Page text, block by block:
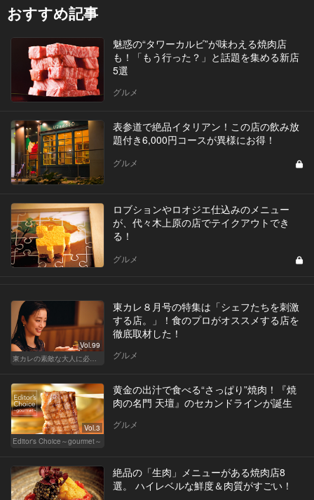
おすすめ記事
魅惑の“タワーカルビ”が味わえる焼肉店
も！「もう行った？」と話題を集める新店
5選
グルメ
表参道で絶品イタリアン！この店の飲み放
題付き6,000円コースが異様にお得！
グルメ
ロブションやロオジエ仕込みのメニュー
が、代々木上原の店でテイクアウトでき
る！
グルメ
Vol.99
東カレの素敵な大人に必要なこと
東カレ８月号の特集は「シェフたちを刺激
する店。」！食のプロがオススメする店を
徹底取材した！
グルメ
Vol.3
Editor's Choice～gourmet～
黄金の出汁で食べる“さっぱり”焼肉！『焼
肉の名門 天壇』のセカンドラインが誕生
グルメ
絶品の「生肉」メニューがある焼肉店8
選。 ハイレベルな鮮度＆肉質がすごい！